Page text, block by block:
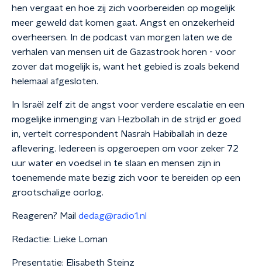
hen vergaat en hoe zij zich voorbereiden op mogelijk
meer geweld dat komen gaat. Angst en onzekerheid
overheersen. In de podcast van morgen laten we de
verhalen van mensen uit de Gazastrook horen - voor
zover dat mogelijk is, want het gebied is zoals bekend
helemaal afgesloten.
In Israël zelf zit de angst voor verdere escalatie en een
mogelijke inmenging van Hezbollah in de strijd er goed
in, vertelt correspondent Nasrah Habiballah in deze
aflevering. Iedereen is opgeroepen om voor zeker 72
uur water en voedsel in te slaan en mensen zijn in
toenemende mate bezig zich voor te bereiden op een
grootschalige oorlog.
Reageren? Mail dedag@radio1.nl
Redactie: Lieke Loman
Presentatie: Elisabeth Steinz